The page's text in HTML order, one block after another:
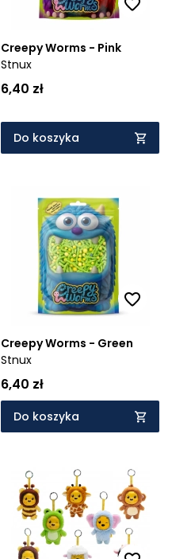
Creepy Worms - Pink
Stnux
6,40 zł
Do koszyka
Creepy Worms - Green
Stnux
6,40 zł
Do koszyka